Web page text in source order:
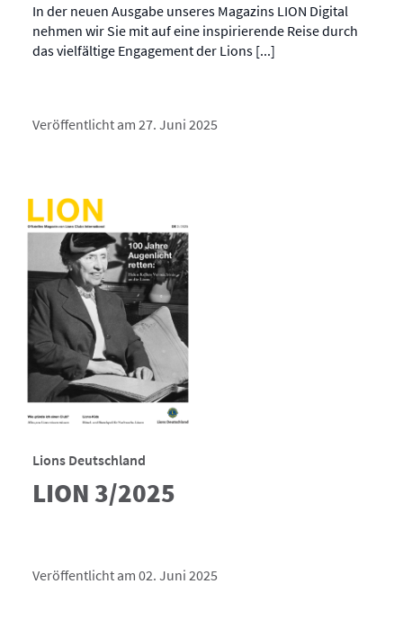
In der neuen Ausgabe unseres Magazins LION Digital
nehmen wir Sie mit auf eine inspirierende Reise durch
das vielfältige Engagement der Lions [...]
Veröffentlicht am 27. Juni 2025
Lions Deutschland
LION 3/2025
Veröffentlicht am 02. Juni 2025